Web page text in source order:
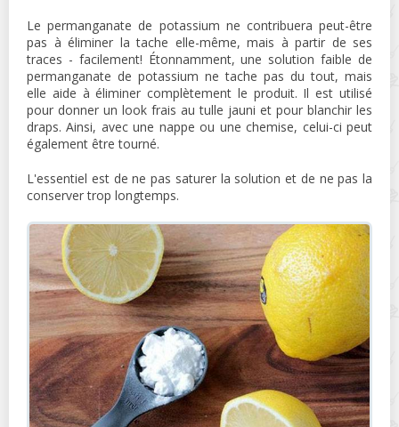
Le permanganate de potassium ne contribuera peut-être
pas à éliminer la tache elle-même, mais à partir de ses
traces - facilement! Étonnamment, une solution faible de
permanganate de potassium ne tache pas du tout, mais
elle aide à éliminer complètement le produit. Il est utilisé
pour donner un look frais au tulle jauni et pour blanchir les
draps. Ainsi, avec une nappe ou une chemise, celui-ci peut
également être tourné.
L'essentiel est de ne pas saturer la solution et de ne pas la
conserver trop longtemps.